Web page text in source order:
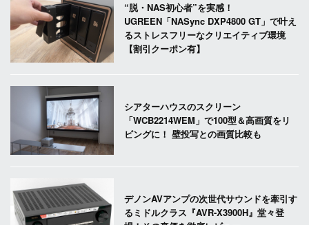
“脱・NAS初心者”を実感！
UGREEN「NASync DXP4800 GT」で叶え
るストレスフリーなクリエイティブ環境
【割引クーポン有】
シアターハウスのスクリーン
「WCB2214WEM」で100型＆高画質をリ
ビングに！ 壁投写との画質比較も
デノンAVアンプの次世代サウンドを牽引す
るミドルクラス『AVR-X3900H』堂々登